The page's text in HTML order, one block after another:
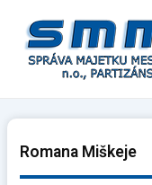
obsah
Romana Miškeje